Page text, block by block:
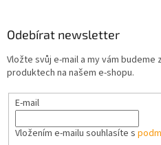
Odebírat newsletter
Vložte svůj e-mail a my vám
produktech na našem e-shopu.
E-mail
Vložením e-mailu souhlasíte s